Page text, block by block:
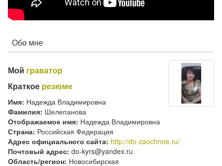
Обо мне
Мой граватор
Краткое резюме
Имя: Надежда Владимировна
Фамилия: Шелепанова
Отображаемое имя: Надежда Владимировна
Страна: Российская Федерация
Адрес официального сайта: http://do-zaochnoe.ru/
Почтовый адрес: do-kyrs@yandex.ru
Область/регион: Новосибирская